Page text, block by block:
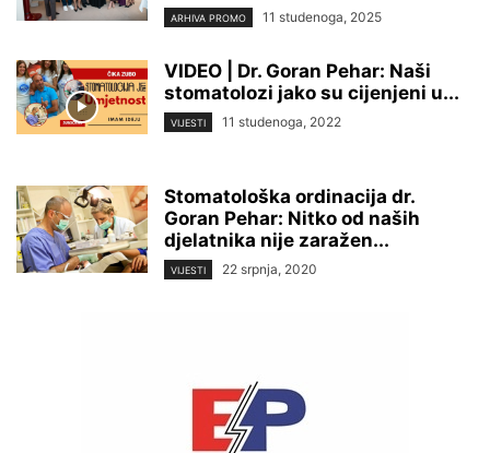
ARHIVA PROMO 11 studenoga, 2025
VIDEO | Dr. Goran Pehar: Naši
stomatolozi jako su cijenjeni u...
VIJESTI 11 studenoga, 2022
Stomatološka ordinacija dr.
Goran Pehar: Nitko od naših
djelatnika nije zaražen...
VIJESTI 22 srpnja, 2020